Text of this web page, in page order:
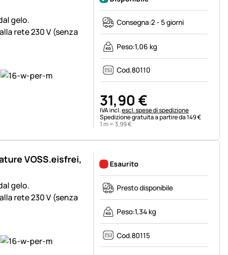
gelo.
rete 230 V (senza
Consegna:2 - 5 giorni
Peso:1,06 kg
Cod.80110
31,90€
Informazioni fiscali:
IVA incl.escl. spese di spedizione
Spedizione gratuita a partire da 149 €
1 m =3,99€
VOSS.eisfrei,
gelo.
rete 230 V (senza
Esaurito
Presto disponibile
Peso:1,34 kg
Cod.80115